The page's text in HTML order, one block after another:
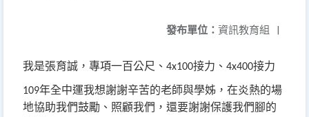
發布單位： 資訊教育組 |
我是張育誠，專項一百公尺、 4x100接力、 4x400接力
109年全中運我想謝謝辛苦的老師與學姊，在炎熱的場
地協助我們鼓勵、照顧我們，還要謝謝保護我們腳的